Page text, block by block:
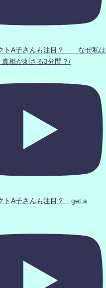
トA子さんも注目？ なぜ私は
真相が刺さる3分間？/
トA子さんも注目？ get a